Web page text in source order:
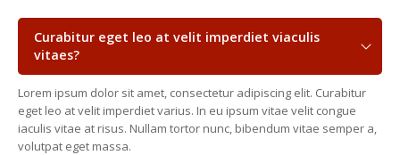
Curabitur eget leo at velit imperdiet viaculis
vitaes?
Lorem ipsum dolor sit amet, consectetur adipiscing elit. Curabitur
eget leo at velit imperdiet varius. In eu ipsum vitae velit congue
iaculis vitae at risus. Nullam tortor nunc, bibendum vitae semper a,
volutpat eget massa.